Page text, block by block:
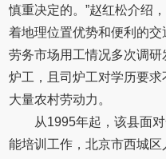
慎重决定的。”赵红松介绍
着地理位置优势和便利的
劳务市场用工情况多次调
炉工，且司炉工对学历要
大量农村劳动力。
从1995年起，该县面
能培训工作，北京市西城